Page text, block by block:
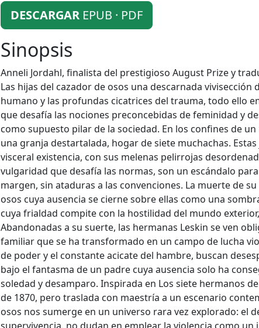
DESCARGAR EPUB · PDF
Sinopsis
Anneli Jordahl, finalista del prestigioso August Prize y
Las hijas del cazador de osos una descarnada
humano y las profundas cicatrices del trauma, todo ello
que desafía las nociones preconcebidas de feminidad y
como supuesto pilar de la sociedad. En los confines de
una granja destartalada, hogar de siete muchachas.
visceral existencia, con sus melenas pelirrojas
vulgaridad que desafía las normas, son un escándalo
margen, sin ataduras a las convenciones. La muerte de
osos cuya ausencia se cierne sobre ellas como una
cuya frialdad compite con la hostilidad del mundo
Abandonadas a su suerte, las hermanas Leskin se ven
familiar que se ha transformado en un campo de lucha
de poder y el constante acicate del hambre, buscan
bajo el fantasma de un padre cuya ausencia solo ha
soledad y desamparo. Inspirada en Los siete hermanos
de 1870, pero traslada con maestría a un escenario
osos nos sumerge en un universo rara vez explorado: el